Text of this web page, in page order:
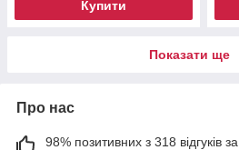
Купити
Показати ще
Про нас
98% позитивних з 318 відгуків за